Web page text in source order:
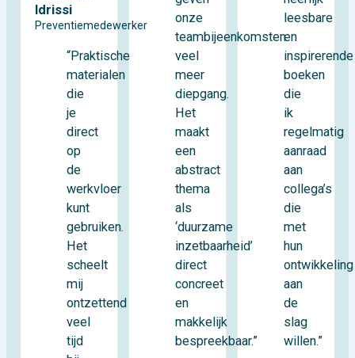
Idrissi
Preventiemedewerker
“Praktische
materialen
die
je
direct
op
de
werkvloer
kunt
gebruiken.
Het
scheelt
mij
ontzettend
veel
tijd
onze
teambijeenkomsten
veel
meer
diepgang.
Het
maakt
een
abstract
thema
als
‘duurzame
inzetbaarheid’
direct
concreet
en
makkelijk
bespreekbaar.”
leesbare
en
inspirerende
boeken
die
ik
regelmatig
aanraad
aan
collega’s
die
met
hun
ontwikkeling
aan
de
slag
willen.”